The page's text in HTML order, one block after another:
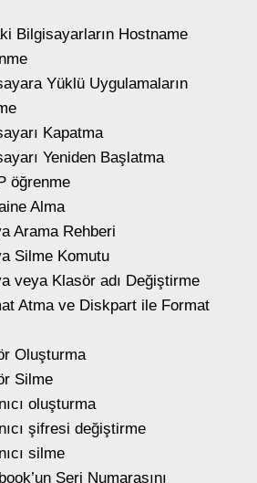
Bilgisayarların Hostname
Yüklü Uygulamaların
Kapatma
Yeniden Başlatma
öğrenme
Alma
Arama Rehberi
Silme Komutu
veya Klasör adı Değiştirme
Atma ve Diskpart ile Format
Oluşturma
Silme
oluşturma
şifresi değiştirme
silme
Seri Numarasını